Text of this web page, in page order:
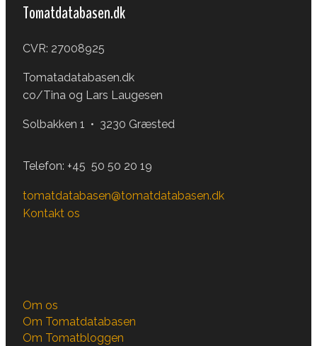
Tomatdatabasen.dk
CVR: 27008925
Tomatadatabasen.dk
co/Tina og Lars Laugesen
Solbakken 1 • 3230 Græsted
Telefon: +45 50 50 20 19
tomatdatabasen@tomatdatabasen.dk
Kontakt os
Om os
Om Tomatdatabasen
Om Tomatbloggen